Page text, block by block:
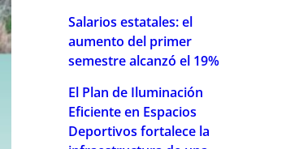
Salarios estatales: el
aumento del primer
semestre alcanzó el 19%
El Plan de Iluminación
Eficiente en Espacios
Deportivos fortalece la